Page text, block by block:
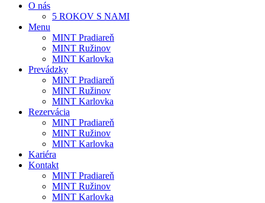
O nás
5 ROKOV S NAMI
Menu
MINT Pradiareň
MINT Ružinov
MINT Karlovka
Prevádzky
MINT Pradiareň
MINT Ružinov
MINT Karlovka
Rezervácia
MINT Pradiareň
MINT Ružinov
MINT Karlovka
Kariéra
Kontakt
MINT Pradiareň
MINT Ružinov
MINT Karlovka